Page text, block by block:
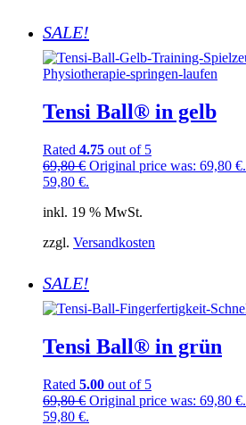
SALE!
Tensi Ball® in gelb
Rated 4.75 out of 5
69,80€ Original price was: 69,80 €.
59,80 €.
inkl. 19 % MwSt.
zzgl. Versandkosten
SALE!
Tensi Ball® in grün
Rated 5.00 out of 5
69,80€ Original price was: 69,80 €.
59,80 €.